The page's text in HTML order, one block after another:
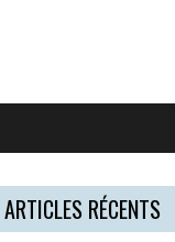
ARTICLES RÉCENTS